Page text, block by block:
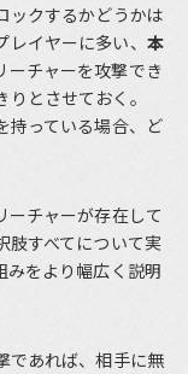
ックするかどうかは
イヤーに多い、 本
ーチャーを攻撃でき
とさせておく。
持っている場合、ど
チャーが存在して
肢すべてについて実
みをより幅広く説明
であれば、相手に無